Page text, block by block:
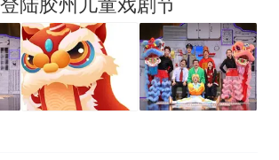
陆胶州儿童戏剧节